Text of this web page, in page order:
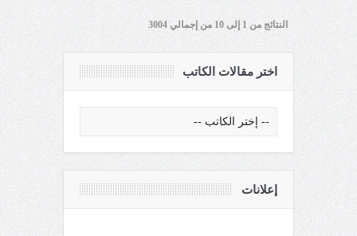
النتائج من 1 إلى 10 من إجمالي 3004
اختر مقالات الكاتب
إعلانات